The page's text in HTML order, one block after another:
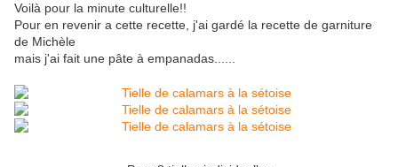
Voilà pour la minute culturelle!!
Pour en revenir a cette recette, j'ai gardé la recette de garniture
de Michèle
mais j'ai fait une pâte à empanadas......